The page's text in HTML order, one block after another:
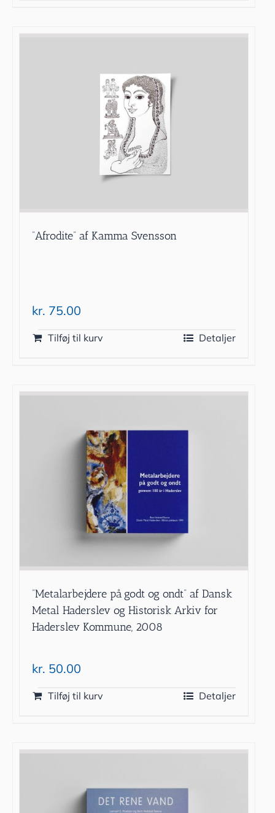
”Afrodite” af Kamma Svensson
kr. 75.00
Tilføj til kurv Detaljer
”Metalarbejdere på godt og ondt” af Dansk
Metal Haderslev og Historisk Arkiv for
Haderslev Kommune, 2008
kr. 50.00
Tilføj til kurv Detaljer